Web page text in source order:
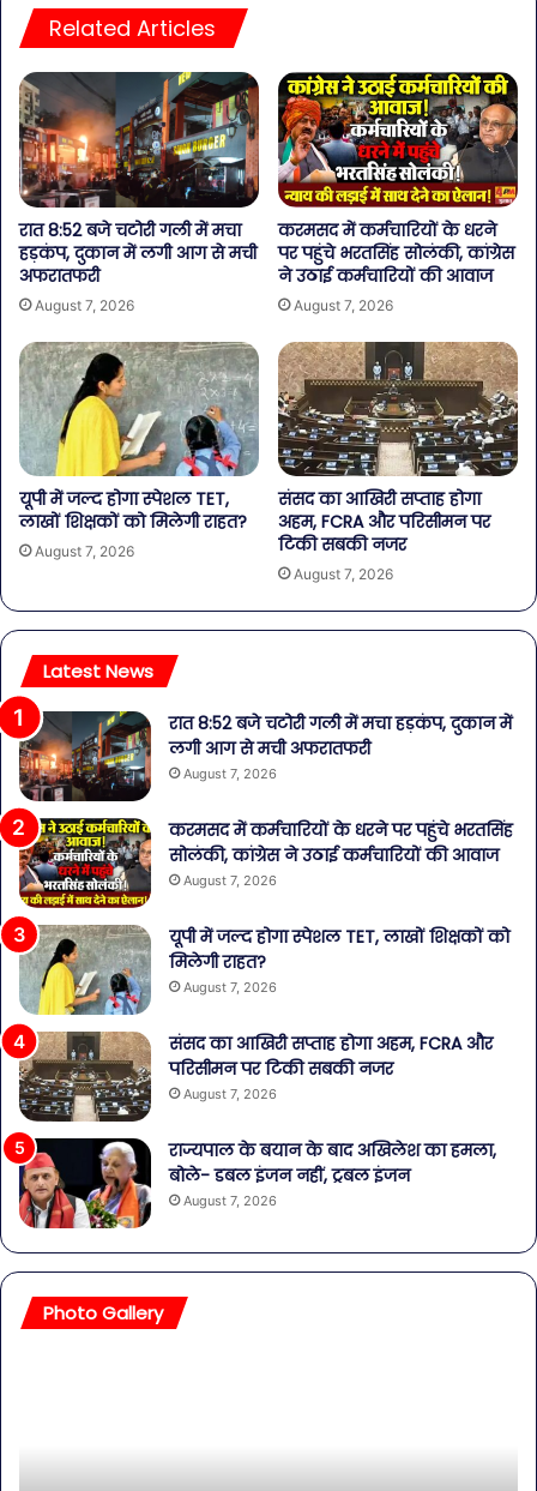
Related Articles
रात 8:52 बजे चटोरी गली में मचा
हड़कंप, दुकान में लगी आग से मची
अफरातफरी
August 7, 2026
करमसद में कर्मचारियों के धरने
पर पहुंचे भरतसिंह सोलंकी, कांग्रेस
ने उठाई कर्मचारियों की आवाज
August 7, 2026
यूपी में जल्द होगा स्पेशल TET,
लाखों शिक्षकों को मिलेगी राहत?
August 7, 2026
संसद का आखिरी सप्ताह होगा
अहम, FCRA और परिसीमन पर
टिकी सबकी नजर
August 7, 2026
Latest News
रात 8:52 बजे चटोरी गली में मचा हड़कंप, दुकान में
लगी आग से मची अफरातफरी
August 7, 2026
करमसद में कर्मचारियों के धरने पर पहुंचे भरतसिंह
सोलंकी, कांग्रेस ने उठाई कर्मचारियों की आवाज
August 7, 2026
यूपी में जल्द होगा स्पेशल TET, लाखों शिक्षकों को
मिलेगी राहत?
August 7, 2026
संसद का आखिरी सप्ताह होगा अहम, FCRA और
परिसीमन पर टिकी सबकी नजर
August 7, 2026
राज्यपाल के बयान के बाद अखिलेश का हमला,
बोले- डबल इंजन नहीं, ट्रबल इंजन
August 7, 2026
Photo Gallery